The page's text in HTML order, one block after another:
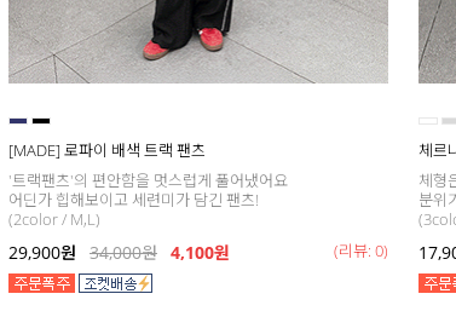
[MADE] 로파이 배색 트랙 팬츠
'트랙팬츠'의 편안함을 멋스럽게 풀어냈어요
어딘가 힙해보이고 세련미가 담긴 팬츠!
(2color / M,L)
29,900원 34,000원 4,100원 (리뷰: 0)
체르
체형
분위